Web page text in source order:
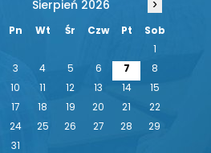
Sierpień 2026 ›
Pn Wt Śr Czw Pt
Sob
1
3 4 5 6 7
8
10 11 12 13 14
15
17 18 19 20 21
22
24 25 26 27 28
29
31